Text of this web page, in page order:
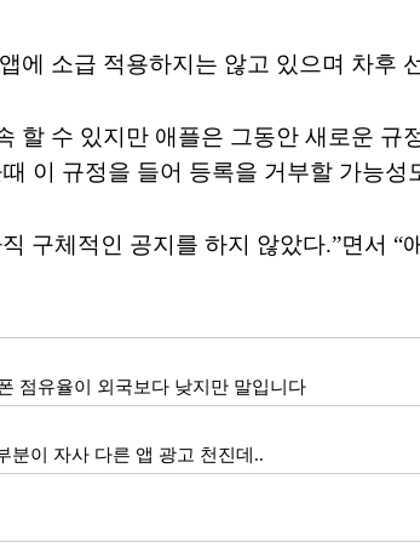
에 소급 적용하지는 않고 있으며 차후
할 수 있지만 애플은 그동안 새로운
이 규정을 들어 등록을 거부할 가능성
구체적인 공지를 하지 않았다.”면서
점유율이 외국보다 낮지만 말입니다
분이 자사 다른 앱 광고 천진데..